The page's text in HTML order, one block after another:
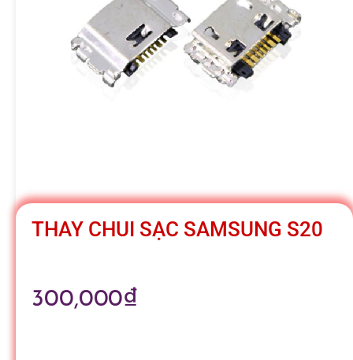
b
i
l
THAY CHUI SẠC SAMSUNG S20
300,000₫